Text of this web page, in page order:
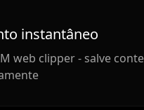
instantâneo
web clipper - salve